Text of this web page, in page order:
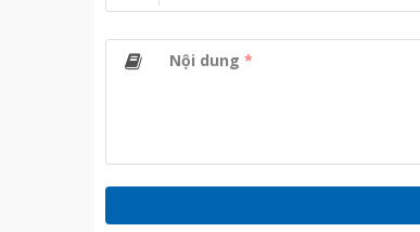
– Xuất xứ: Phần Lan
– Thời gian tạo hơi: 5 – 7 phút
Nội dung *